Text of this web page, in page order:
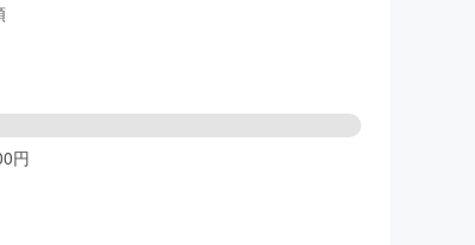
円